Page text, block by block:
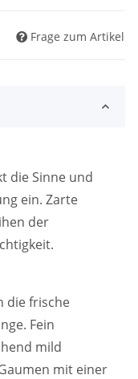
Frage zum Artikel
die Sinne und
ein. Zarte
der
die frische
Fein
mild
mit einer